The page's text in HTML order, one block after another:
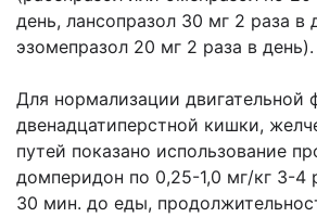
день, лансопразол 30 мг 2 раза в
эзомепразол 20 мг 2 раза в день).
Для нормализации двигательной
двенадцатиперстной кишки,
путей показано использование
домперидон по 0,25-1,0 мг/кг 3-4
30 мин. до еды,